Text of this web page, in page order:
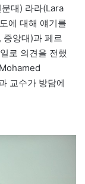
대) 라라(Lara
에 대해 얘기를
앙대)과 페르
로 의견을 전했
교수가 방담에